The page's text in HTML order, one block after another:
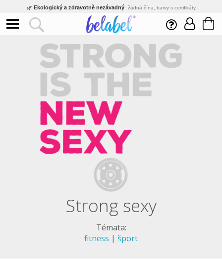
🌿 Ekologický a zdravotně nezávadný žádná čína, barvy s certifikáty
Inovativní výroba vlastní vývoj, nejnovější technologie
Rychlé dodání expedujeme do 24h
🏢Výhodné pro firmy velké množstevní slevy
Kvalita pod kontrolou jsme přímý výrobce, žádný zprostředkovatel
Strong sexy
Témata:
fitness | šport